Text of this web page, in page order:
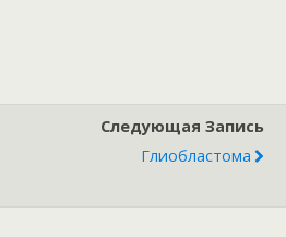
Следующая Запись
Глиобластома